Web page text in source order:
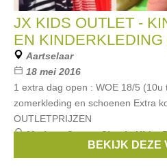
JX KIDS OUTLET -
EN KINDERKLEDING
Aartselaar
18 mei 2016
1 extra dag open : WOE 18/5
zomerkleding en schoenen Extra
OUTLETPRIJZEN
Merken:Scapa,Simple Kids,
BEKIJK DEZE